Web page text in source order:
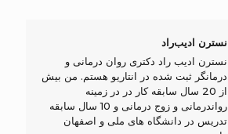
نسترن ادیب‌راد
نسترن ادیب راد دکتری روان درمانی و
درمانگر ثبت شده در انتاریو هستم. من بیش
از 20 سال سابقه کار در در زمینه
رواندرمانی و زوج درمانی و 10 سال سابقه
تدریس در دانشگاه های ملی و اصفهان